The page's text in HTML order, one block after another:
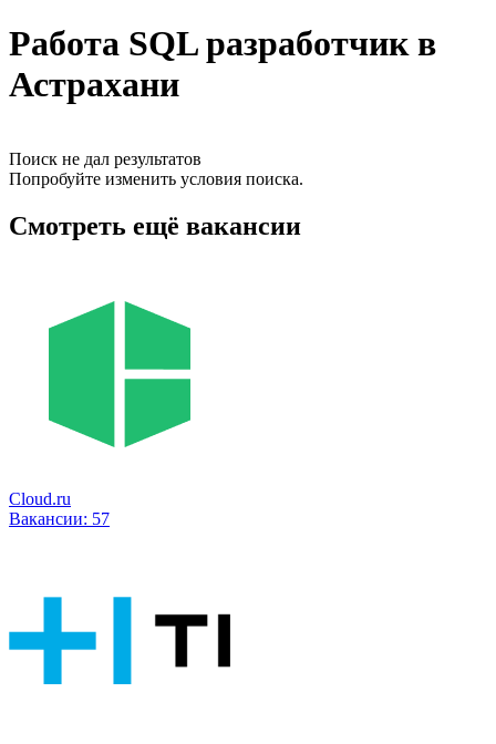
Работа SQL разработчик в
Астрахани
Поиск не дал результатов
Попробуйте изменить условия поиска.
Смотреть ещё вакансии
Cloud.ru
Вакансии: 57